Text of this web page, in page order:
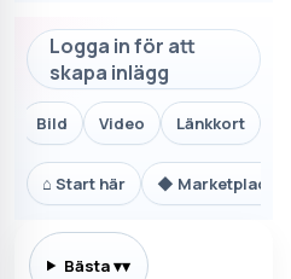
Logga in för att
skapa inlägg
Bild Video Länkkort
⌂ Start här ◆ Marketplace.se
Bästa▾